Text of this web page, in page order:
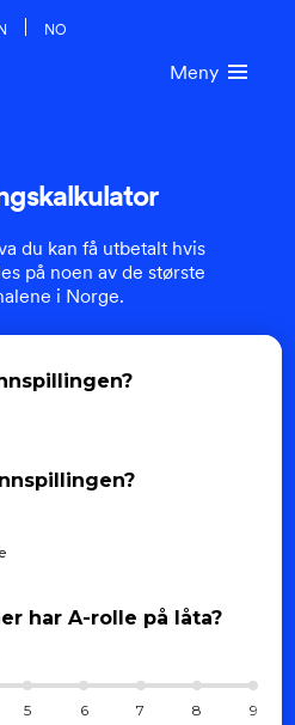
NO
Meny
du kan få utbetalt hvis
på noen av de største
i Norge.
har A-rolle på låta?
5 6 7 8 9